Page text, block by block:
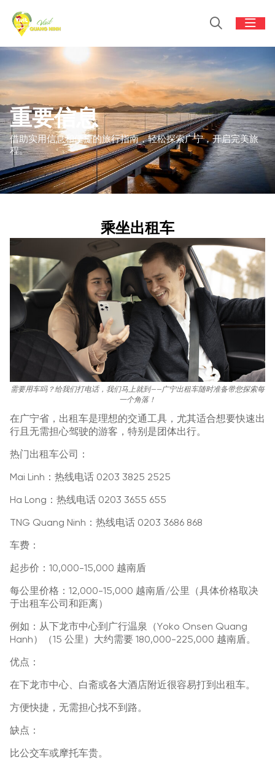
重要信息
借助实用信息和便捷的旅行指南，轻松探索广宁，开启完美旅
程。
乘坐出租车
需要用车吗？给我们打电话，我们马上就到——广宁出租车随时准备带您探索每
一个角落！
在广宁省，出租车是理想的交通工具，尤其适合想要快速出
行且无需担心驾驶的游客，特别是团体出行。
热门出租车公司：
Mai Linh：热线电话 0203 3825 2525
Ha Long：热线电话 0203 3655 655
TNG Quang Ninh：热线电话 0203 3686 868
车费：
起步价：10,000-15,000 越南盾
每公里价格：12,000-15,000 越南盾/公里（具体价格取决
于出租车公司和距离）
例如：从下龙市中心到广行温泉（Yoko Onsen Quang
Hanh）（15 公里）大约需要 180,000-225,000 越南盾。
优点：
在下龙市中心、白斋或各大酒店附近很容易打到出租车。
方便快捷，无需担心找不到路。
缺点：
比公交车或摩托车贵。